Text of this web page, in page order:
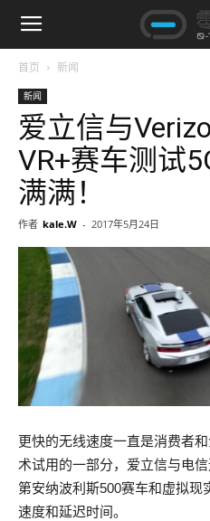
首页 新闻
新闻
爱立信与
VR+赛车测试
满满！
作者 kale.W - 2017年5月24日
更快的无线速度一直是消费者
术试用的一部分，爱立信与电
第安纳波利斯500赛车和虚拟现
速度和延迟时间。